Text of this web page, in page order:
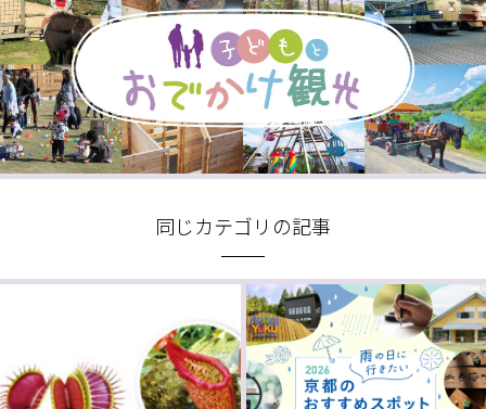
同じカテゴリの記事